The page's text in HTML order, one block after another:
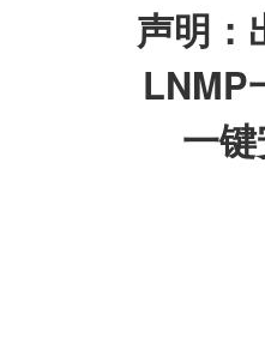
声明：
LNMP
一